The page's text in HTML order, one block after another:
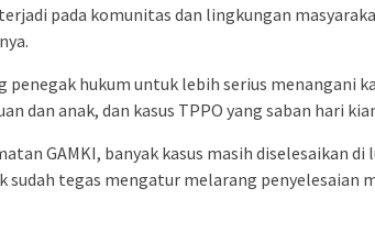
pada komunitas dan lingkungan
penegak hukum untuk lebih serius menangani
dan anak, dan kasus TPPO yang saban hari
GAMKI, banyak kasus masih diselesaikan di
sudah tegas mengatur melarang penyelesaian